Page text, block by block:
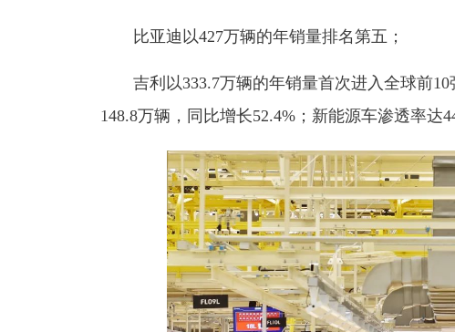
比亚迪以427万辆的年销量排名第五；
吉利以333.7万辆的年销量首次进入全球前
148.8万辆，同比增长52.4%；新能源车渗透率达